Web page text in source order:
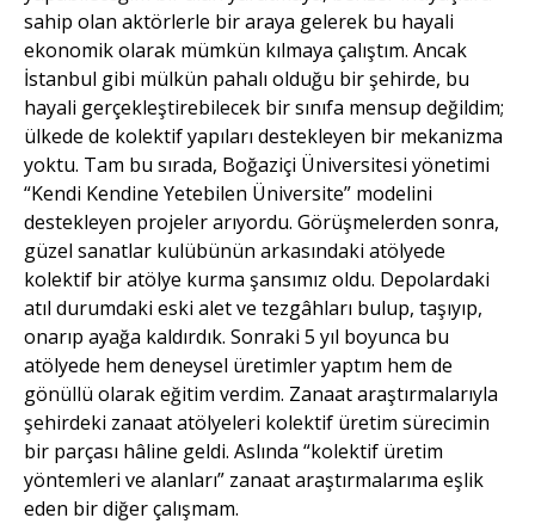
sahip olan aktörlerle bir araya gelerek bu hayali
ekonomik olarak mümkün kılmaya çalıştım. Ancak
İstanbul gibi mülkün pahalı olduğu bir şehirde, bu
hayali gerçekleştirebilecek bir sınıfa mensup değildim;
ülkede de kolektif yapıları destekleyen bir mekanizma
yoktu. Tam bu sırada, Boğaziçi Üniversitesi yönetimi
“Kendi Kendine Yetebilen Üniversite” modelini
destekleyen projeler arıyordu. Görüşmelerden sonra,
güzel sanatlar kulübünün arkasındaki atölyede
kolektif bir atölye kurma şansımız oldu. Depolardaki
atıl durumdaki eski alet ve tezgâhları bulup, taşıyıp,
onarıp ayağa kaldırdık. Sonraki 5 yıl boyunca bu
atölyede hem deneysel üretimler yaptım hem de
gönüllü olarak eğitim verdim. Zanaat araştırmalarıyla
şehirdeki zanaat atölyeleri kolektif üretim sürecimin
bir parçası hâline geldi. Aslında “kolektif üretim
yöntemleri ve alanları” zanaat araştırmalarıma eşlik
eden bir diğer çalışmam.